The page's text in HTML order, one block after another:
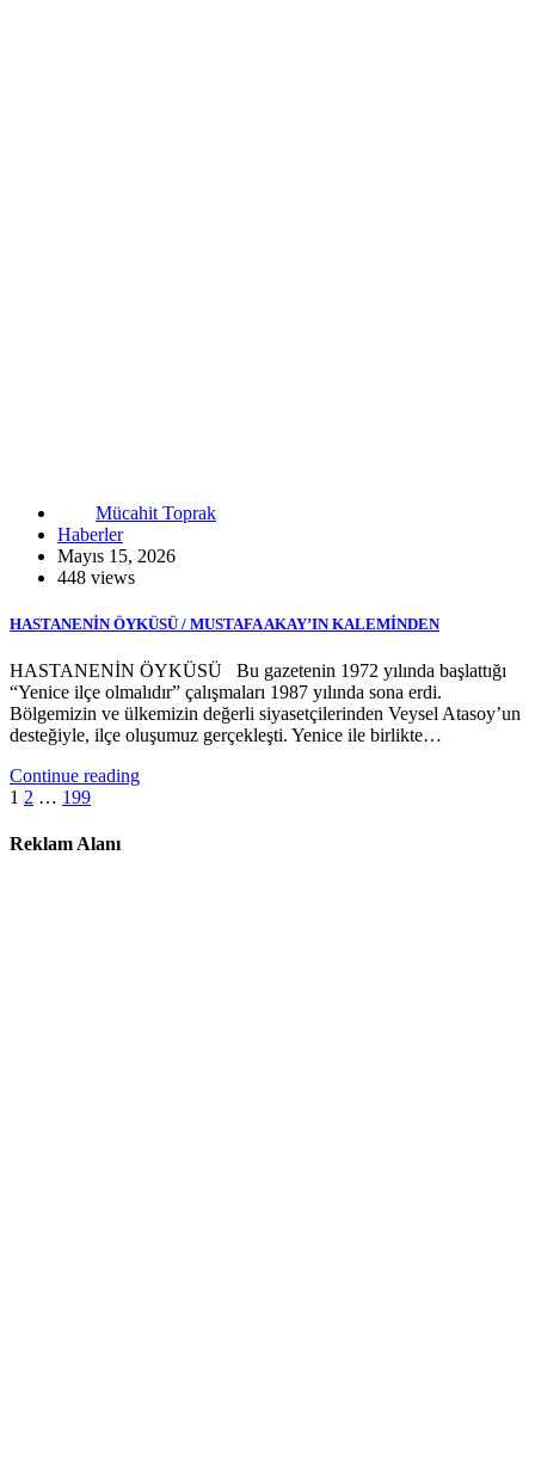
Mücahit Toprak
Haberler
Mayıs 15, 2026
448 views
HASTANENİN ÖYKÜSÜ / MUSTAFA AKAY’IN KALEMİNDEN
HASTANENİN ÖYKÜSÜ Bu gazetenin 1972 yılında başlattığı
“Yenice ilçe olmalıdır” çalışmaları 1987 yılında sona erdi.
Bölgemizin ve ülkemizin değerli siyasetçilerinden Veysel Atasoy’un
desteğiyle, ilçe oluşumuz gerçekleşti. Yenice ile birlikte…
Continue reading
Yazı
sayfalandırması
1 2 … 199
Reklam Alanı